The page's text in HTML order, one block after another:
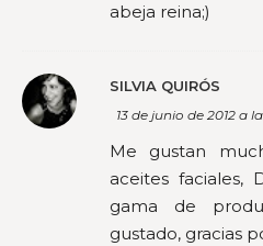
abeja reina;)
SILVIA QUIRÓS
13 de junio de 2012 a
Me gustan
aceites faciales,
gama de
gustado, gracias